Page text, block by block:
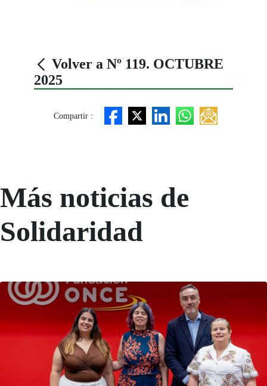
Volver a Nº 119. OCTUBRE
2025
Compartir :
Más noticias de
Solidaridad